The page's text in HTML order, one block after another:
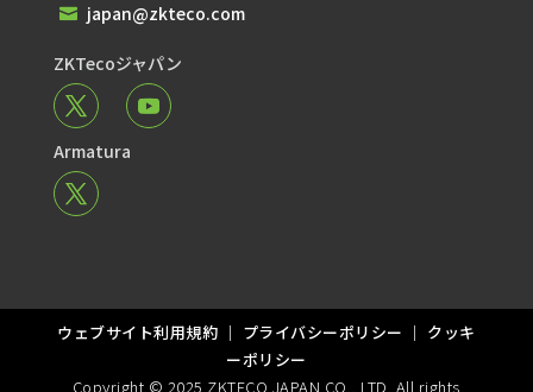
 japan@zkteco.com
ZKTecoジャパン
Armatura
ウェブサイト利⽤規約 ｜ プライバシーポリシー ｜ クッキ
ーポリシー
Copyright © 2025 ZKTECO JAPAN CO., LTD. All rights